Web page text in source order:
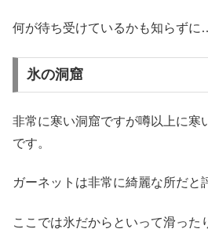
何が待ち受けているかも知らずに
氷の洞窟
非常に寒い洞窟ですが噂以上に寒
です。
ガーネットは非常に綺麗な所だと
ここでは氷だからといって滑った